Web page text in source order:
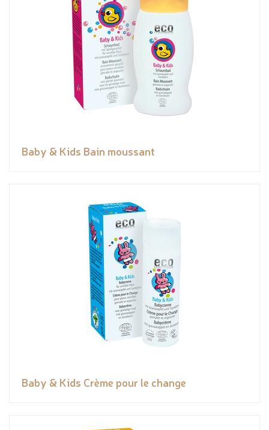
Baby & Kids Bain moussant
Baby & Kids Crème pour le change